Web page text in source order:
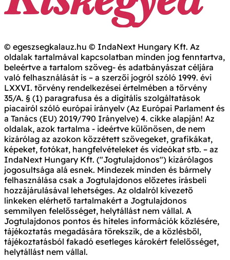
© egeszsegkalauz.hu © IndaNext Hungary Kft. Az
oldalak tartalmával kapcsolatban minden jog fenntartva,
beleértve a tartalom szöveg- és adatbányászat céljára
való felhasználását is – a szerzői jogról szóló 1999. évi
LXXVI. törvény rendelkezései értelmében a törvény
35/A. § (1) paragrafusa és a digitális szolgáltatások
piacairól szóló európai irányelv (Az Európai Parlament és
a Tanács (EU) 2019/790 Irányelve) 4. cikke alapján! Az
oldalak, azok tartalma - ideértve különösen, de nem
kizárólag az azokon közzétett szövegeket, grafikákat,
képeket, fotókat, hangfelvételeket és videókat stb. – az
IndaNext Hungary Kft. ("Jogtulajdonos") kizárólagos
jogosultsága alá esnek. Mindezek minden és bármely
felhasználása csak a Jogtulajdonos előzetes írásbeli
hozzájárulásával lehetséges. Az oldalról kivezető
linkeken elérhető tartalmakért a Jogtulajdonos
semmilyen felelősséget, helytállást nem vállal. A
Jogtulajdonos pontos és hiteles információk közlésére,
tájékoztatás megadására törekszik, de a közlésből,
tájékoztatásból fakadó esetleges károkért felelősséget,
helytállást nem vállal.